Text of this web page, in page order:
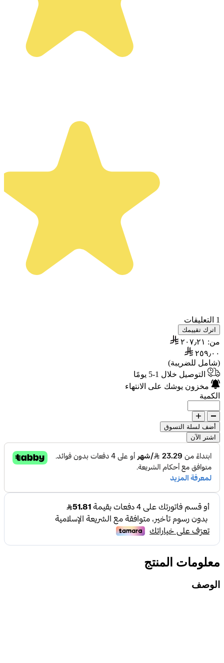
1 التعليقات
اترك تقييمك
من: ٢٠٧٫٢١
٢٥٩٫٠٠
(شامل للضريبة)
التوصيل خلال 1-5 يومًا
مخزون يوشك على الانتهاء
الكمية
أضف لسلة التسوق
اشتر الآن
معلومات المنتج
الوصف